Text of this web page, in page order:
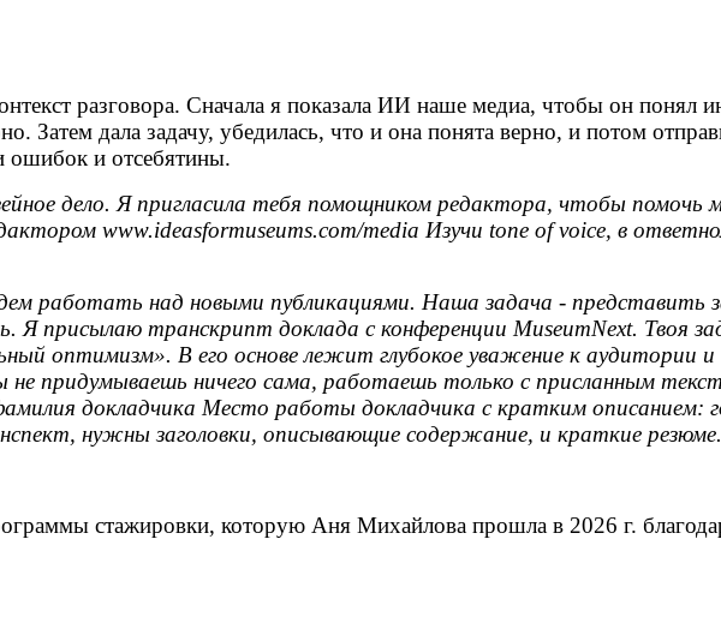
разговора. Сначала я показала ИИ наше медиа, чтобы он понял
Затем дала задачу, убедилась, что и она понята верно, и потом
ошибок и отсебятины.
дело. Я пригласила тебя помощником редактора, чтобы помочь
www.ideasformuseums.com/media Изучи tone of voice, в
работать над новыми публикациями. Наша задача - представить
присылаю транскрипт доклада с конференции MuseumNext. Твоя
оптимизм». В его основе лежит глубокое уважение к аудитории и
придумываешь ничего сама, работаешь только с присланным
докладчика Место работы докладчика с кратким описанием:
нужны заголовки, описывающие содержание, и краткие
стажировки, которую Аня Михайлова прошла в 2026 г.